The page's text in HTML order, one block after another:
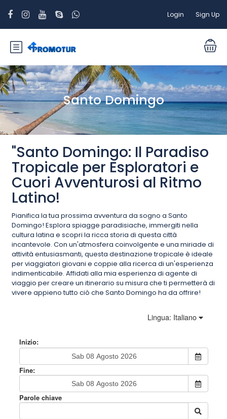
Login Sign Up
Santo Domingo
"Santo Domingo: Il Paradiso
Tropicale per Esploratori e
Cuori Avventurosi al Ritmo
Latino!
Pianifica la tua prossima avventura da sogno a Santo
Domingo! Esplora spiagge paradisiache, immergiti nella
cultura latina e scopri la ricca storia di questa città
incantevole. Con un'atmosfera coinvolgente e una miriade di
attività entusiasmanti, questa destinazione tropicale è ideale
per viaggiatori giovani e coppie alla ricerca di un'esperienza
indimenticabile. Affidati alla mia esperienza di agente di
viaggio per creare un itinerario su misura che ti permetterà di
vivere appieno tutto ciò che Santo Domingo ha da offrire!